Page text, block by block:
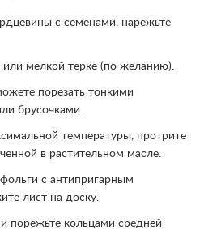
с семенами, нарежьте
мелкой терке (по желанию).
порезать тонкими
брусочками.
температуры, протрите
в растительном масле.
с антипригарным
лист на доску.
порежьте кольцами средней